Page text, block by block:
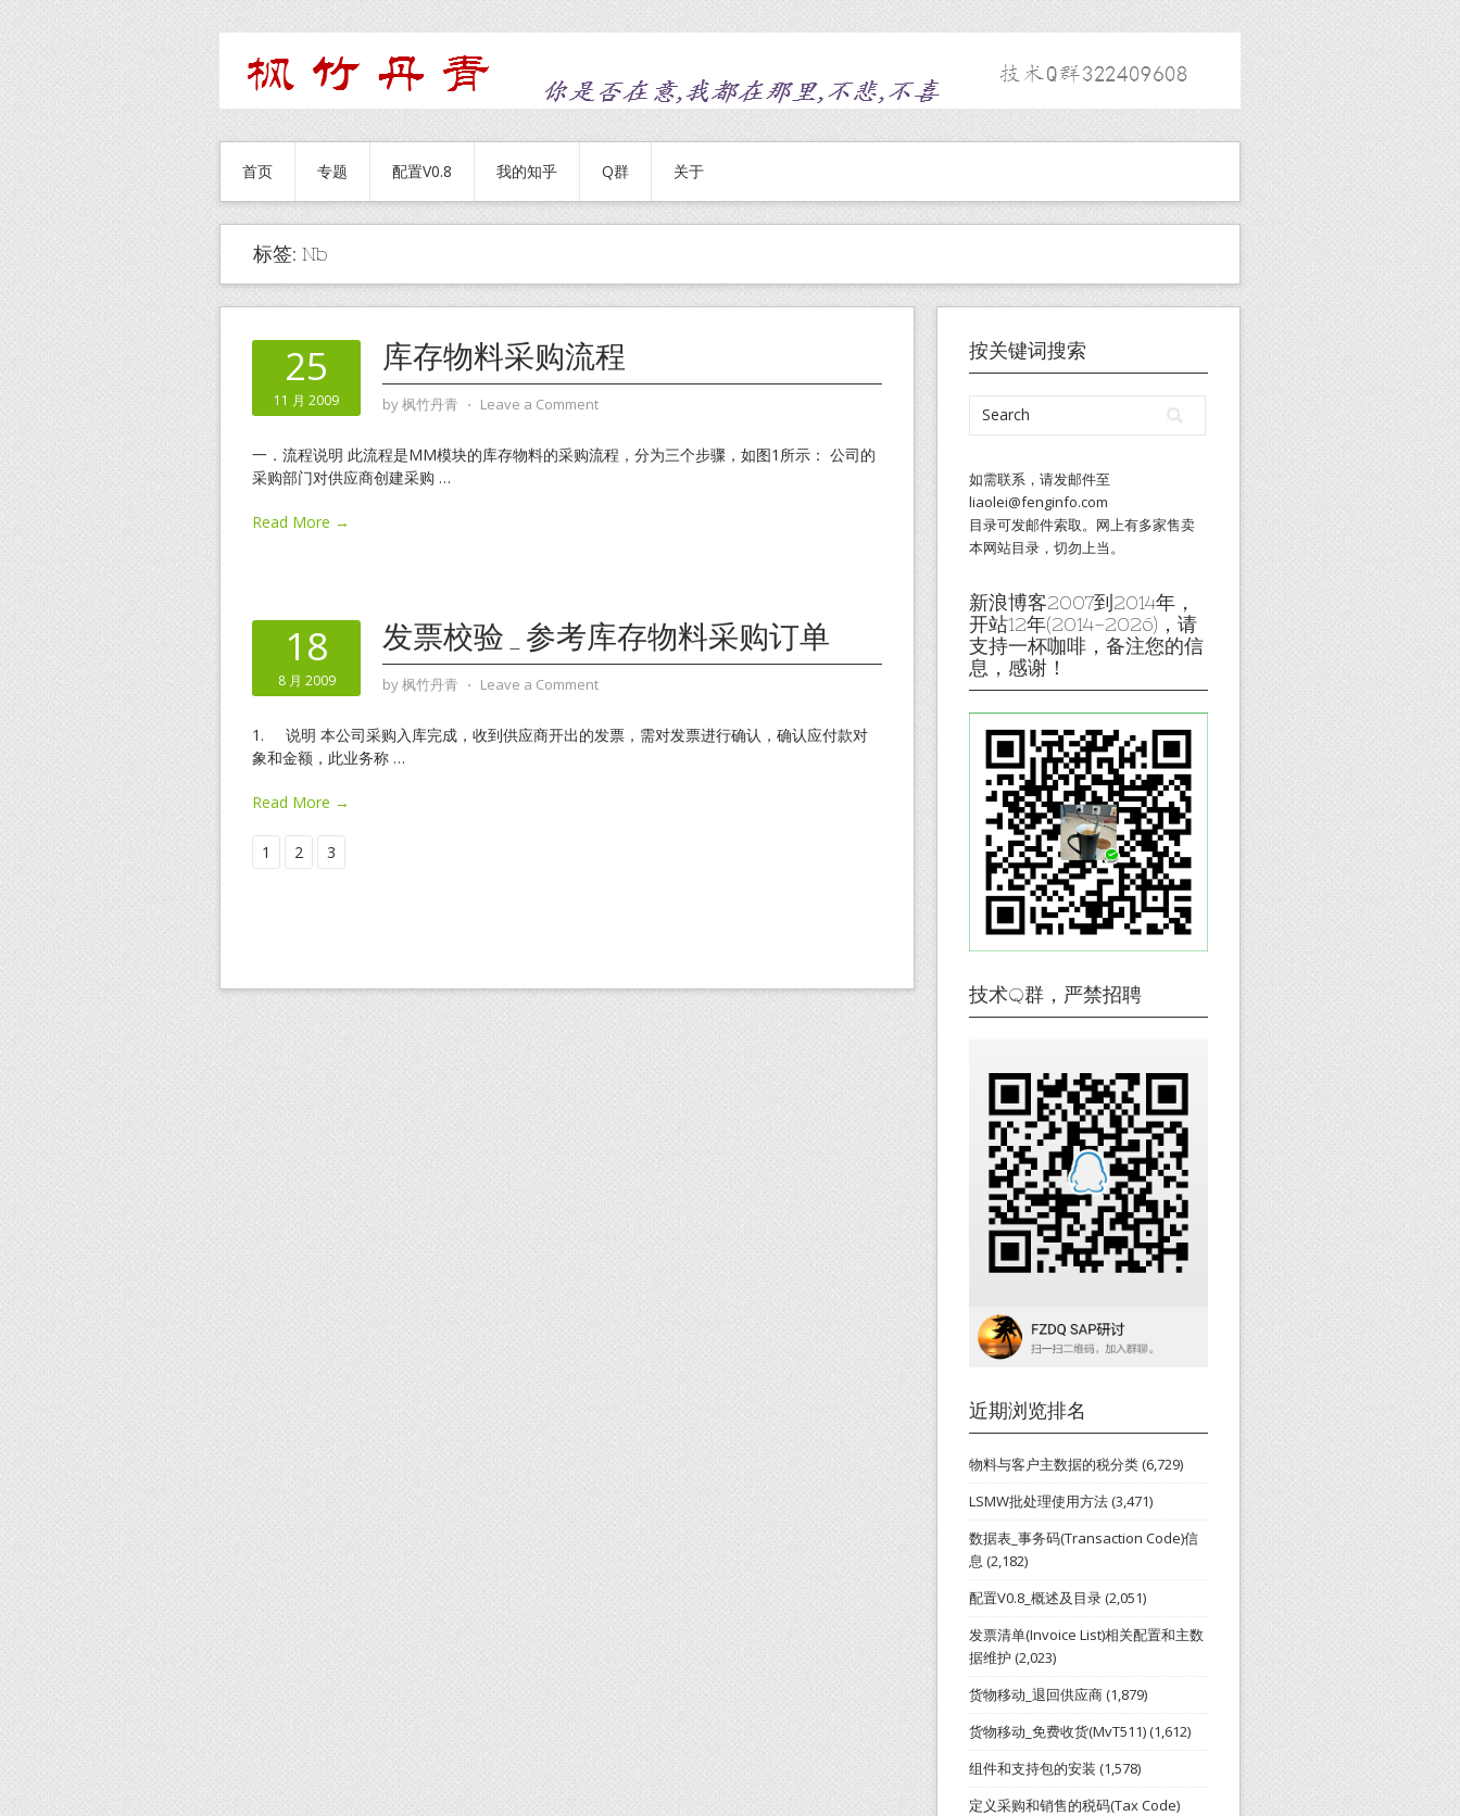
首页 专题 配置V0.8 我的知乎 Q群 关于
标签: Nb
25
11 月 2009
库存物料采购流程
by枫竹丹青 ⋅ Leave a Comment
一．流程说明 此流程是MM模块的库存物料的采购流程，分为三个步骤，如图1所示： 公司的
采购部门对供应商创建采购 …
Read More →
18
8 月 2009
发票校验_参考库存物料采购订单
by枫竹丹青 ⋅ Leave a Comment
1. 说明 本公司采购入库完成，收到供应商开出的发票，需对发票进行确认，确认应付款对
象和金额，此业务称 …
Read More →
1 2 3
按关键词搜索
如需联系，请发邮件至
liaolei@fenginfo.com
目录可发邮件索取。网上有多家售卖
本网站目录，切勿上当。
新浪博客2007到2014年，
开站12年(2014-2026)，请
支持一杯咖啡，备注您的信
息，感谢！
技术Q群，严禁招聘
近期浏览排名
物料与客户主数据的税分类(6,729)
LSMW批处理使用方法(3,471)
数据表_事务码(Transaction Code)信
息 (2,182)
配置V0.8_概述及目录(2,051)
发票清单(Invoice List)相关配置和主数
据维护 (2,023)
货物移动_退回供应商(1,879)
货物移动_免费收货(MvT511)(1,612)
组件和支持包的安装 (1,578)
定义采购和销售的税码(Tax Code)